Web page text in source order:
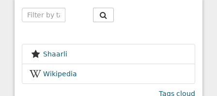
Shaarli
Wikipedia
Tags cloud